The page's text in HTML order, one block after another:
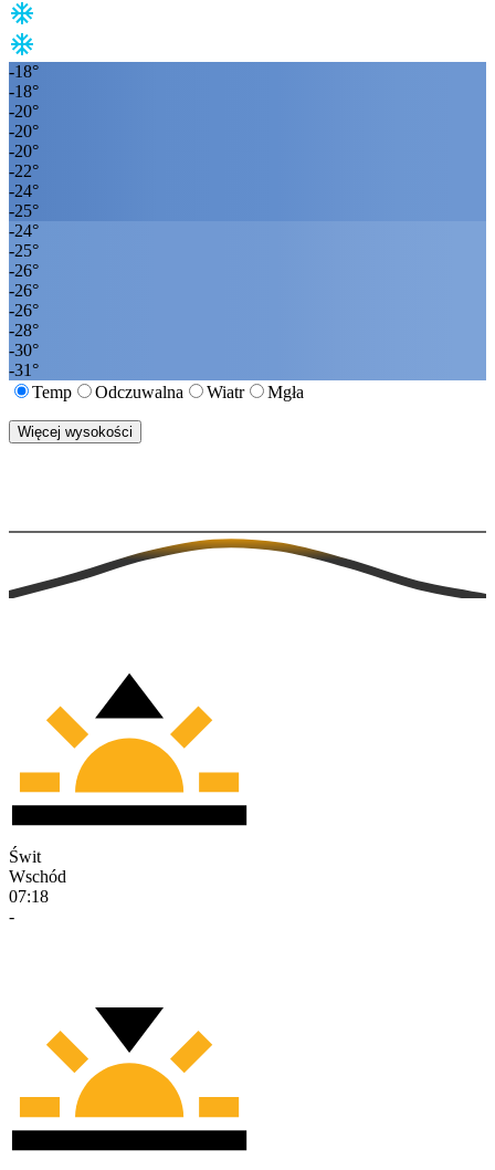
-18°
-18°
-20°
-20°
-20°
-22°
-24°
-25°
-24°
-25°
-26°
-26°
-26°
-28°
-30°
-31°
Temp
Odczuwalna Wiatr Mgła
Więcej wysokości
Świt
Wschód
07:18
-